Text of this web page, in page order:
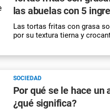
las abuelas con 5
Las tortas fritas con grasa
por su textura tierna y
SOCIEDAD
Por qué se le hace
¿qué significa?